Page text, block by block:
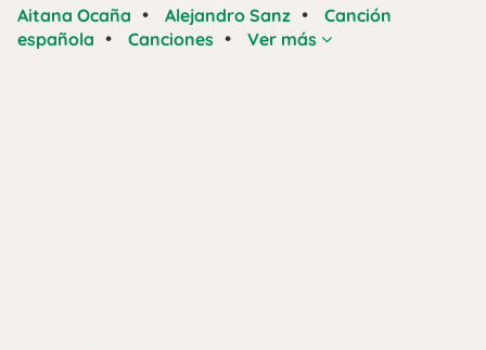
Aitana Ocaña • Alejandro Sanz •
Canción
española • Canciones • Ver más